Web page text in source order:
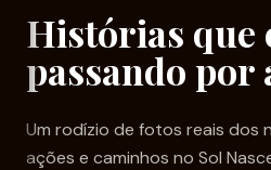
Histórias que
passando por
Um rodízio de fotos reais dos
ações e caminhos no Sol